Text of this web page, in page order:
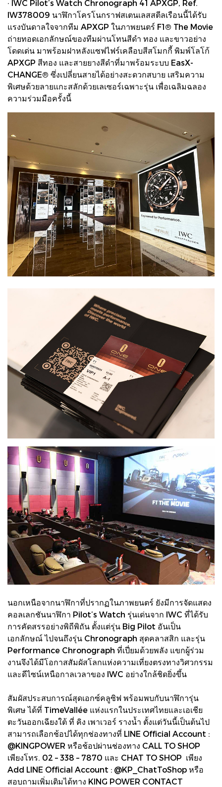
· IWC Pilot’s Watch Chronograph 41 APXGP, Ref.
IW378009 นาฬิกาโครโนกราฟสเตนเลสสตีลเรือนนี้ได้รับ
แรงบันดาลใจจากทีม APXGP ในภาพยนตร์ F1® The Movie
ถ่ายทอดเอกลักษณ์ของทีมผ่านโทนสีดำ ทอง และขาวอย่าง
โดดเด่น มาพร้อมฝาหลังแซฟไฟร์เคลือบสีสโมกกี้ พิมพ์โลโก้
APXGP สีทอง และสายยางสีดำที่มาพร้อมระบบ EasX-
CHANGE® ซึ่งเปลี่ยนสายได้อย่างสะดวกสบาย เสริมความ
พิเศษด้วยลายแกะสลักด้วยเลเซอร์เฉพาะรุ่น เพื่อเฉลิมฉลอง
ความร่วมมือครั้งนี้
นอกเหนือจากนาฬิกาที่ปรากฏในภาพยนตร์ ยังมีการจัดแสดง
คอลเลกชันนาฬิกา Pilot’s Watch รุ่นเด่นจาก IWC ที่ได้รับ
การคัดสรรอย่างพิถีพิถัน ตั้งแต่รุ่น Big Pilot อันเป็น
เอกลักษณ์ ไปจนถึงรุ่น Chronograph สุดคลาสสิก และรุ่น
Performance Chronograph ที่เปี่ยมด้วยพลัง แขกผู้ร่วม
งานจึงได้มีโอกาสสัมผัสโลกแห่งความเที่ยงตรงทางวิศวกรรม
และดีไซน์เหนือกาลเวลาของ IWC อย่างใกล้ชิดยิ่งขึ้น
สัมผัสประสบการณ์สุดเอกซ์คลูซิฟ พร้อมพบกับนาฬิการุ่น
พิเศษ ได้ที่ TimeVallée แห่งแรกในประเทศไทยและเอเชีย
ตะวันออกเฉียงใต้ ที่ คิง เพาเวอร์ รางน้ำ ตั้งแต่วันนี้เป็นต้นไป
สามารถเลือกช้อปได้ทุกช่องทางที่ LINE Official Account :
@KINGPOWER หรือช้อปผ่านช่องทาง CALL TO SHOP
เพียงโทร. 02 – 338 – 7870 และ CHAT TO SHOP เพียง
Add LINE Official Account : @KP_ChatToShop หรือ
สอบถามเพิ่มเติมได้ทาง KING POWER CONTACT